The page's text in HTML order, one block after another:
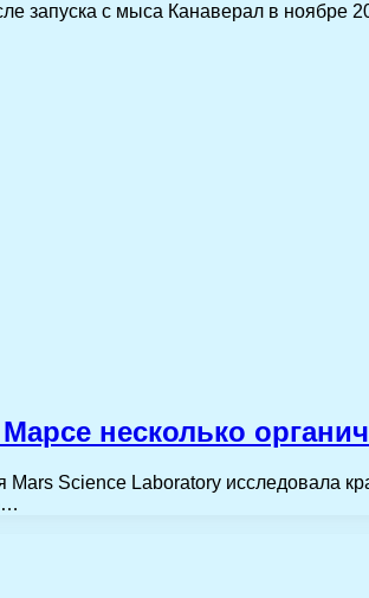
запуска с мыса Канаверал в ноябре
несколько
Mars Science Laboratory